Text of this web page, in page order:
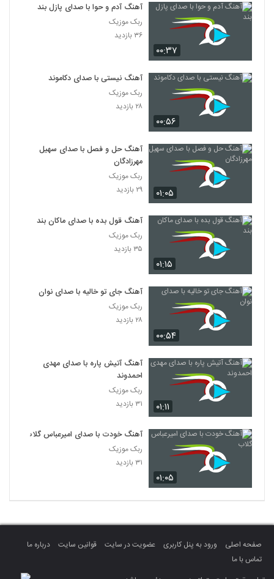
۰۰:۳۷
آهنگ آدم و حوا با صدای پازل بند
ربک موزیک
۳۶ بازدید
۰۰:۵۶
آهنگ نیستی با صدای دکاموند
ربک موزیک
۲۸ بازدید
۰۱:۰۵
آهنگ حل و فصل با صدای سهیل
مهرزادگان
ربک موزیک
۲۹ بازدید
۰۱:۱۵
آهنگ قول بده با صدای ماکان بند
ربک موزیک
۳۵ بازدید
۰۰:۵۴
آهنگ جای تو خالیه با صدای نوان
ربک موزیک
۲۸ بازدید
۰۱:۱۱
آهنگ آتیش پاره با صدای مهدی
احمدوند
ربک موزیک
۳۱ بازدید
۰۱:۰۵
آهنگ خودت با صدای امیرعباس گلاب
ربک موزیک
۳۱ بازدید
صفحه اصلی ورود به پنل کاربری عضویت در سایت قوانین سایت
درباره ما
تماس با ما